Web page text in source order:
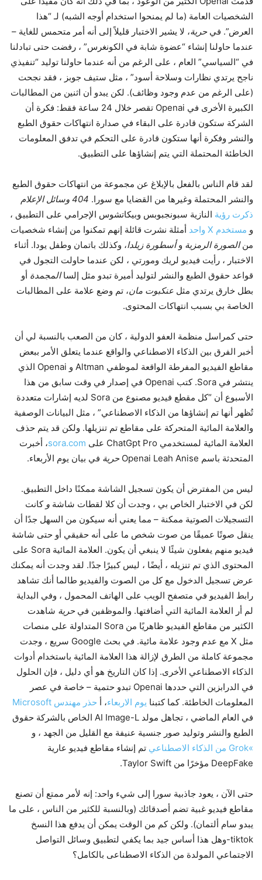
الشخصيات العامة (ما لم يمنحوا استخدام أوجه الشبه) لـ “هذا
العرض”. فيحرية، لا يشير الاختبار قليلاً إلى أنه أمر متحمس للغاية –
عندما حاولنا إنشاء “عضوة شابة في الكونغرس” ، رفضت حتى تبادلنا
في “السياسي” العام ، على الرغم من أنه عندما حاولنا توليد “تنفيذي
ناجح يرتدي نظارات وسلاحة أسود” ، مثل ستيف جوبز ، فقد نجحت
(على الرغم من عدم وجود وظائف). لكن يبدو أن اثنين من المطالبات
الكبيرة الأخرى في Openai تقصر خلال 24 ساعة فقط: فكرة أن
الشركة ستكون قادرة على البقاء في صدارة انتهاكات حقوق الطبع
والنشر وفكرة أنها ستكون قادرة على التحكم في تدفق المعلومات
الخاطئة المحتملة التي يتم إنشاؤها على التطبيق.
لقد قام الناس بالفعل بالإبلاغ عن مجموعة من انتهاكات حقوق الطبع
والنشر المحتملة وغيرها من القضايا مع سورا. 404 وسائل الإعلام
ذكرت رؤية النازية سبونجبوبس وبيكاتشوس الإجرامي على التطبيق ،
و مستخدم X واحد
أمثلة نشرت قائلة إنهم تمكنوا من إنشاء شخصيات
منالصورة الرمزية وأسطورة زيلدا، وكذلك باتمان وطفل يودا. أثناء
الاختبار ، رأيت فيديو لريك ومورتي ، لكن عندما حاولت التجول في
قواعد حقوق الطبع والنشر لتوليد أميرة تبدو مثل إلساالمجمدة أو
بطل خارق يرتدي مثل عنكبوت مان، تم وضع علامة على المطالبات
الخاصة بي بسبب انتهاكات المحتوى.
حتى كمراسل منظمة العفو الدولية ، كان من الصعب بالنسبة لي أن
أخبر الفرق بين الذكاء الاصطناعي والواقع عندما يتعلق الأمر ببعض
مقاطع الفيديو المفرطة الواقعة لموظفي Altman و Openai الذي
ينتشر في Sora. كتب Openai في إصدار في وقت سابق من هذا
الأسبوع أن “كل مقطع فيديو مصنوع من Sora لديه إشارات متعددة
تُظهر أنها تم إنشاؤها من الذكاء الاصطناعي” ، مثل البيانات الوصفية
والعلامة المائية المتحركة على مقاطع تم تنزيلها. ولكن قد يتم حذف
العلامة المائية لمستخدمي ChatGpt Pro على
sora.com، أخبرت
المتحدثة باسم Openai Leah Anise
حرية في بيان يوم الأربعاء.
ليس من المفترض أن يكون تسجيل الشاشة ممكنًا داخل التطبيق.
لكن في الاختبار الخاص بي ، وجدت أن كلا لقطات شاشة و كانت
التسجيلات الصوتية ممكنة – مما يعني أنه سيكون من السهل جدًا أن
ينقل صوتًا عميقًا من صوت شخص ما على أنه حقيقي أو حتى شاشة
فيديو منهم يفعلون شيئًا لا ينبغي أن يكون. العلامة المائية Sora على
المحتوى الذي تم تنزيله ، أيضًا ، ليس كبيرًا جدًا. لقد وجدت أنه يمكنك
عرض تسجيل الدخول مع كل من الصوت والفيديو طالما أنك تشاهد
رابط الفيديو في متصفح الويب على الهاتف المحمول ، وفي البداية
لم أر العلامة المائية التي أضافتها. والموظفين فيحرية شاهدت
الكثير من مقاطع الفيديو ظاهريًا من Sora المتداولة على منصات
مثل X مع عدم وجود علامة مائية. في بحث Google سريع ، وجدت
مجموعة كاملة من الطرق لإزالة هذا العلامة المائية باستخدام أدوات
الذكاء الاصطناعي الأخرى. إذا كان التاريخ هو أي دليل ، فإن الحلول
في الدرابزين التي حددها Openai تبدو حتمية – خاصة في عصر
المعلومات الخاطئة. كما كتبنا يوم الاربعاء، أ حذر مهندس Microsoft
في العام الماضي ، تجاهل مولد AI Image-L الخاص بالشركة حقوق
الطبع والنشر وتوليد صور جنسية عنيفة مع القليل من الجهد ، و
»Grok من الذكاء الاصطناعي
تم إنشاء مقاطع فيديو عارية
DeepFake مؤخرًا من Taylor Swift.
حتى الآن ، يعود جاذبية سورا إلى شيء واحد: إنه لأمر ممتع أن تصنع
مقاطع فيديو غبية تضم أصدقائك (وبالنسبة للكثير من الناس ، على ما
يبدو سام ألتمان). ولكن كم من الوقت يمكن أن يدفع هذا النسخ
tiktok-وهل هذا أساس جيد بما يكفي لتطبيق وسائل التواصل
الاجتماعي المولدة من الذكاء الاصطناعى بالكامل؟